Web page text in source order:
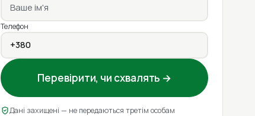
Телефон
Перевірити, чи схвалять →
Дані захищені — не передаються третім особам